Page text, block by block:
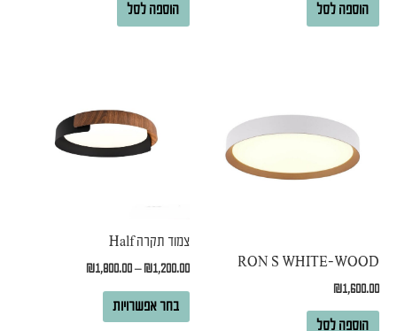
הוספה לסל הוספה לסל
RON S WHITE-WOOD
₪1,600.00
הוספה לסל
צמוד תקרה Half
₪1,200.00
–
₪1,800.00
בחר אפשרויות
יש
מספר
האפשרויות